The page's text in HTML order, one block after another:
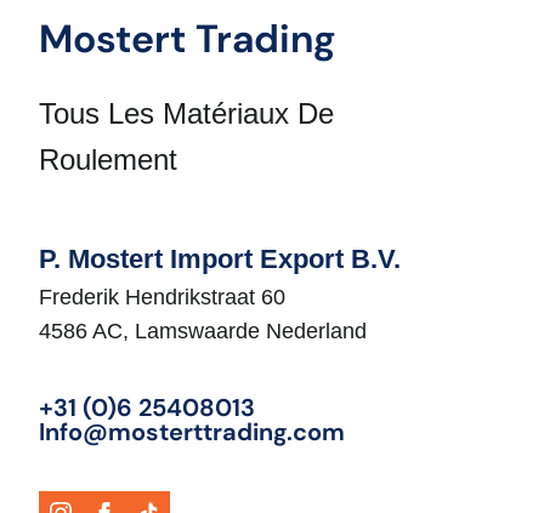
Mostert Trading
Tous Les Matériaux De
Roulement
P. Mostert Import Export B.V.
Frederik Hendrikstraat 60
4586 AC, Lamswaarde Nederland
+31 (0)6 25408013
Info@mosterttrading.com